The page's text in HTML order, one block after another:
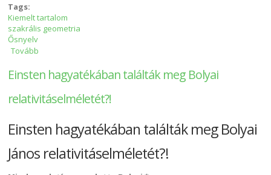
Tags:
Kiemelt tartalom
szakrális geometria
Ősnyelv
Tovább
Einsten hagyatékában találták meg Bolyai
relativitáselméletét?!
Einsten hagyatékában találták meg Bolyai
János relativitáselméletét?!